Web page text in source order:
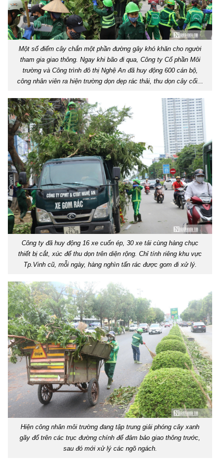
Một số điểm cây chắn một phần đường gây khó khăn cho người
tham gia giao thông. Ngay khi bão đi qua, Công ty Cổ phần Môi
trường và Công trình đô thị Nghệ An đã huy động 600 cán bộ,
công nhân viên ra hiện trường dọn dẹp rác thải, thu dọn cây cối...
Công ty đã huy động 16 xe cuốn ép, 30 xe tải cùng hàng chục
thiết bị cắt, xúc để thu dọn trên diện rộng. Chỉ tính riêng khu vực
Tp.Vinh cũ, mỗi ngày, hàng nghìn tấn rác được gom đi xử lý.
Hiện công nhân môi trường đang tập trung giải phóng cây xanh
gãy đổ trên các trục đường chính để đảm bảo giao thông trước,
sau đó mới xử lý các ngõ ngách.